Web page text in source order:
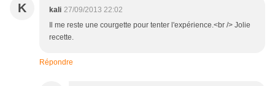
K kali 27/09/2013 22:02
Il me reste une courgette pour tenter l'expérience.<br /> Jolie
recette.
Répondre